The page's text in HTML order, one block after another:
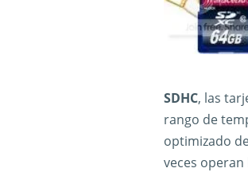
SDHC, las
rango de
optimizado
veces